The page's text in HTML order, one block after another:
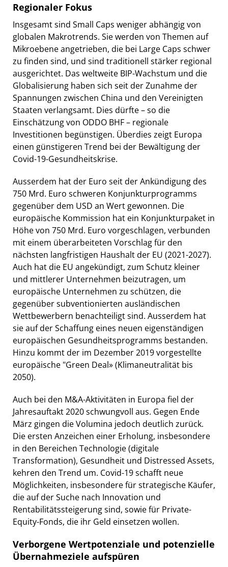
Regionaler Fokus
Insgesamt sind Small Caps weniger abhängig von
globalen Makrotrends. Sie werden von Themen auf
Mikroebene angetrieben, die bei Large Caps schwer
zu finden sind, und sind traditionell stärker regional
ausgerichtet. Das weltweite BIP-Wachstum und die
Globalisierung haben sich seit der Zunahme der
Spannungen zwischen China und den Vereinigten
Staaten verlangsamt. Dies dürfte – so die
Einschätzung von ODDO BHF – regionale
Investitionen begünstigen. Überdies zeigt Europa
einen günstigeren Trend bei der Bewältigung der
Covid-19-Gesundheitskrise.
Ausserdem hat der Euro seit der Ankündigung des
750 Mrd. Euro schweren Konjunkturprogramms
gegenüber dem USD an Wert gewonnen. Die
europäische Kommission hat ein Konjunkturpaket in
Höhe von 750 Mrd. Euro vorgeschlagen, verbunden
mit einem überarbeiteten Vorschlag für den
nächsten langfristigen Haushalt der EU (2021-2027).
Auch hat die EU angekündigt, zum Schutz kleiner
und mittlerer Unternehmen beizutragen, um
europäische Unternehmen zu schützen, die
gegenüber subventionierten ausländischen
Wettbewerbern benachteiligt sind. Ausserdem hat
sie auf der Schaffung eines neuen eigenständigen
europäischen Gesundheitsprogramms bestanden.
Hinzu kommt der im Dezember 2019 vorgestellte
europäische "Green Deal» (Klimaneutralität bis
2050).
Auch bei den M&A-Aktivitäten in Europa fiel der
Jahresauftakt 2020 schwungvoll aus. Gegen Ende
März gingen die Volumina jedoch deutlich zurück.
Die ersten Anzeichen einer Erholung, insbesondere
in den Bereichen Technologie (digitale
Transformation), Gesundheit und Distressed Assets,
kehren den Trend um. Covid-19 schafft neue
Möglichkeiten, insbesondere für strategische Käufer,
die auf der Suche nach Innovation und
Rentabilitätssteigerung sind, sowie für Private-
Equity-Fonds, die ihr Geld einsetzen wollen.
Verborgene Wertpotenziale und potenzielle
Übernahmeziele aufspüren